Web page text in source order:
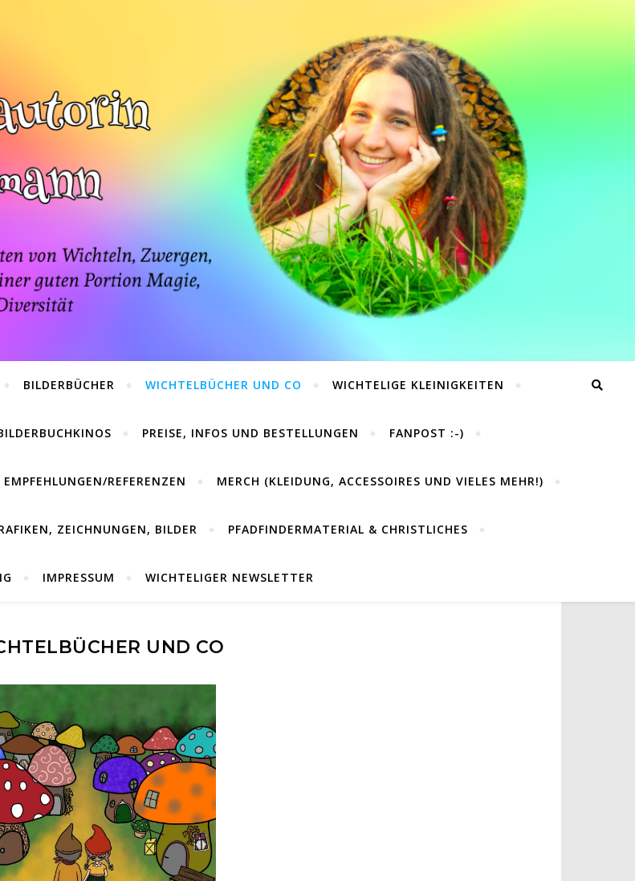
BILDERBÜCHER WICHTELBÜCHER UND CO WICHTELIGE KLEINIGKEITEN
PREISE, INFOS UND BESTELLUNGEN FANPOST :-)
EMPFEHLUNGEN/REFERENZEN MERCH (KLEIDUNG, ACCESSOIRES UND VIELES MEHR!)
ZEICHNUNGEN, BILDER PFADFINDERMATERIAL & CHRISTLICHES
IMPRESSUM WICHTELIGER NEWSLETTER
UND CO